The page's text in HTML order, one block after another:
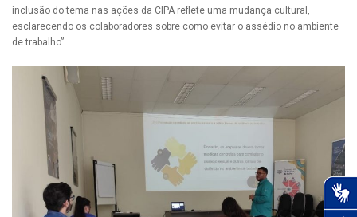
inclusão do tema nas ações da CIPA reflete uma mudança cultural,
esclarecendo os colaboradores sobre como evitar o assédio no ambiente
de trabalho”.